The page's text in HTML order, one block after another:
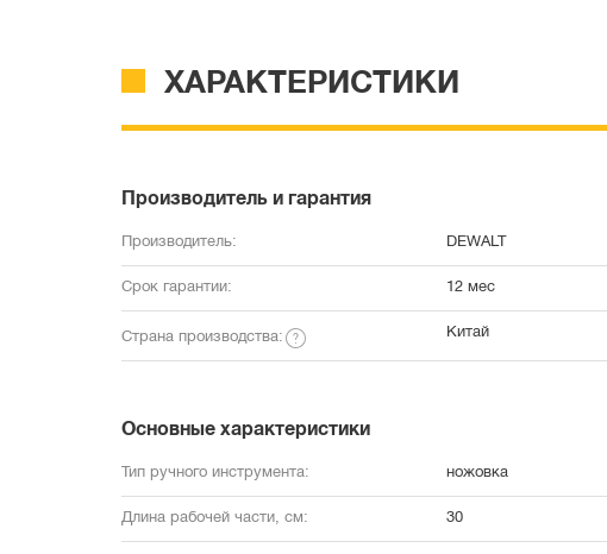
ХАРАКТЕРИСТИКИ
Производитель и гарантия
Производитель: DEWALT
Срок гарантии: 12 мес
Страна производства: Китай
Основные характеристики
Тип ручного инструмента: ножовка
Длина рабочей части, cм: 30